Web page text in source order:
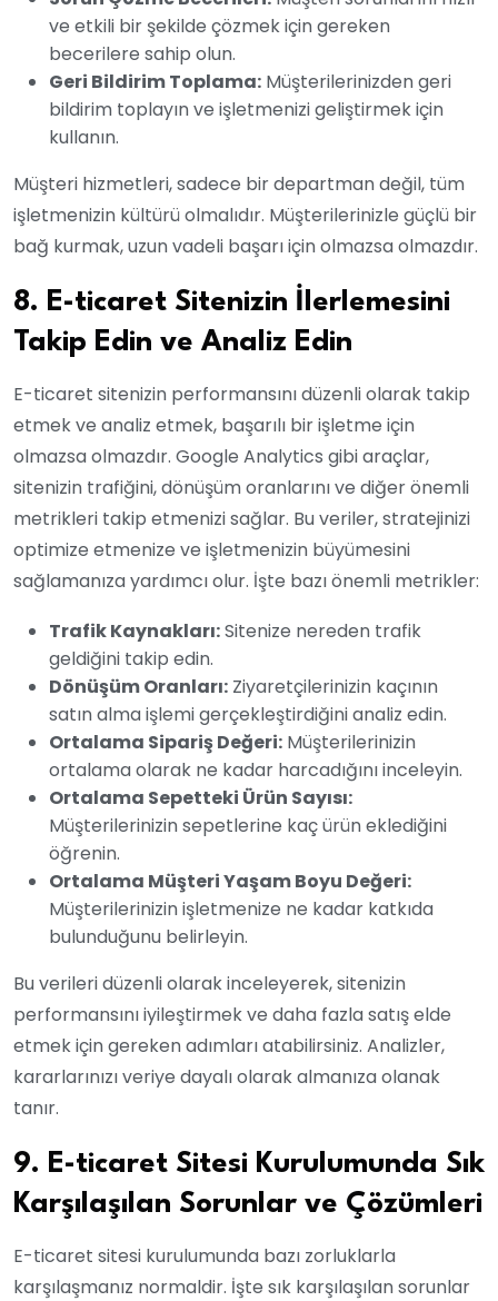
ve etkili bir şekilde çözmek için gereken
becerilere sahip olun.
Geri Bildirim Toplama: Müşterilerinizden geri
bildirim toplayın ve işletmenizi geliştirmek için
kullanın.
Müşteri hizmetleri, sadece bir departman değil, tüm
işletmenizin kültürü olmalıdır. Müşterilerinizle güçlü bir
bağ kurmak, uzun vadeli başarı için olmazsa olmazdır.
8. E-ticaret Sitenizin İlerlemesini
Takip Edin ve Analiz Edin
E-ticaret sitenizin performansını düzenli olarak takip
etmek ve analiz etmek, başarılı bir işletme için
olmazsa olmazdır. Google Analytics gibi araçlar,
sitenizin trafiğini, dönüşüm oranlarını ve diğer önemli
metrikleri takip etmenizi sağlar. Bu veriler, stratejinizi
optimize etmenize ve işletmenizin büyümesini
sağlamanıza yardımcı olur. İşte bazı önemli metrikler:
Trafik Kaynakları:Sitenize nereden trafik
geldiğini takip edin.
Dönüşüm Oranları: Ziyaretçilerinizin kaçının
satın alma işlemi gerçekleştirdiğini analiz edin.
Ortalama Sipariş Değeri: Müşterilerinizin
ortalama olarak ne kadar harcadığını inceleyin.
Ortalama Sepetteki Ürün Sayısı:
Müşterilerinizin sepetlerine kaç ürün eklediğini
öğrenin.
Ortalama Müşteri Yaşam Boyu Değeri:
Müşterilerinizin işletmenize ne kadar katkıda
bulunduğunu belirleyin.
Bu verileri düzenli olarak inceleyerek, sitenizin
performansını iyileştirmek ve daha fazla satış elde
etmek için gereken adımları atabilirsiniz. Analizler,
kararlarınızı veriye dayalı olarak almanıza olanak
tanır.
9. E-ticaret Sitesi Kurulumunda Sık
Karşılaşılan Sorunlar ve Çözümleri
E-ticaret sitesi kurulumunda bazı zorluklarla
karşılaşmanız normaldir. İşte sık karşılaşılan sorunlar